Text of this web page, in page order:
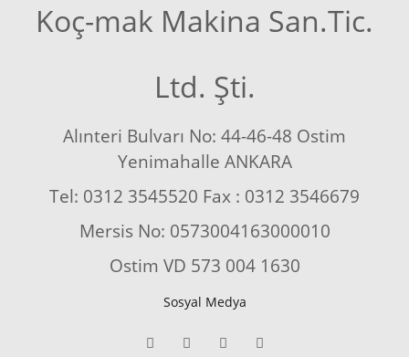
Koç-mak Makina San.Tic.
Ltd. Şti.
Alınteri Bulvarı No: 44-46-48 Ostim
Yenimahalle ANKARA
Tel: 0312 3545520 Fax : 0312 3546679
Mersis No: 0573004163000010
Ostim VD 573 004 1630
Sosyal Medya